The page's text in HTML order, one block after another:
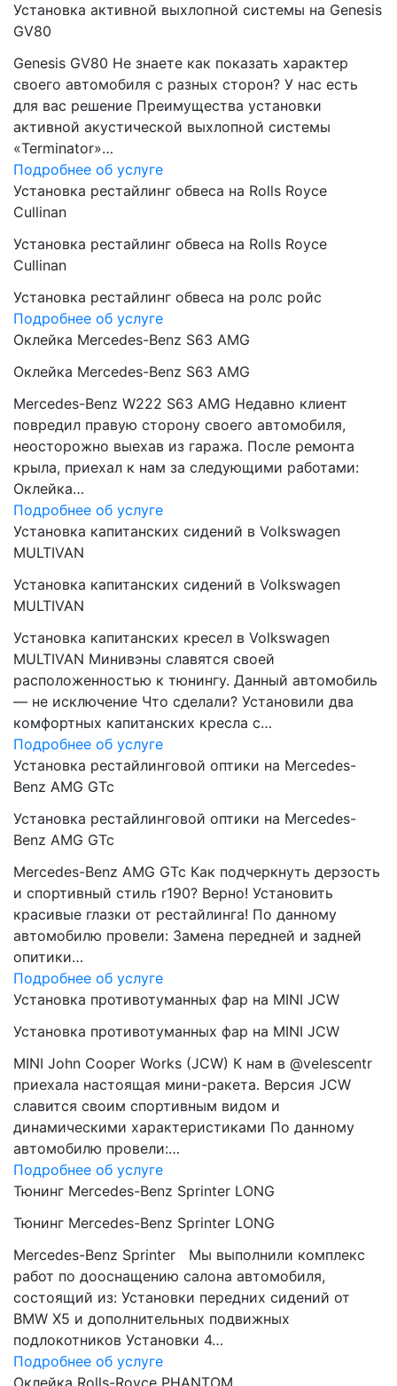
Установка активной выхлопной системы на Genesis
GV80
Genesis GV80 Не знаете как показать характер
своего автомобиля с разных сторон? У нас есть
для вас решение Преимущества установки
активной акустической выхлопной системы
«Terminator»…
Подробнее об услуге
Установка рестайлинг обвеса на Rolls Royce
Cullinan
Установка рестайлинг обвеса на Rolls Royce
Cullinan
Установка рестайлинг обвеса на ролс ройс
Подробнее об услуге
Оклейка Mercedes-Benz S63 AMG
Оклейка Mercedes-Benz S63 AMG
Mercedes-Benz W222 S63 AMG Недавно клиент
повредил правую сторону своего автомобиля,
неосторожно выехав из гаража. После ремонта
крыла, приехал к нам за следующими работами:
Оклейка…
Подробнее об услуге
Установка капитанских сидений в Volkswagen
MULTIVAN
Установка капитанских сидений в Volkswagen
MULTIVAN
Установка капитанских кресел в Volkswagen
MULTIVAN Минивэны славятся своей
расположенностью к тюнингу. Данный автомобиль
— не исключение Что сделали? Установили два
комфортных капитанских кресла с…
Подробнее об услуге
Установка рестайлинговой оптики на Mercedes-
Benz AMG GTc
Установка рестайлинговой оптики на Mercedes-
Benz AMG GTc
Mercedes-Benz AMG GTc Как подчеркнуть дерзость
и спортивный стиль r190? Верно! Установить
красивые глазки от рестайлинга! По данному
автомобилю провели: Замена передней и задней
опитики…
Подробнее об услуге
Установка противотуманных фар на MINI JCW
Установка противотуманных фар на MINI JCW
MINI John Cooper Works (JCW) К нам в @velescentr
приехала настоящая мини-ракета. Версия JCW
славится своим спортивным видом и
динамическими характеристиками По данному
автомобилю провели:…
Подробнее об услуге
Тюнинг Mercedes-Benz Sprinter LONG
Тюнинг Mercedes-Benz Sprinter LONG
Mercedes-Benz Sprinter Мы выполнили комплекс
работ по дооснащению салона автомобиля,
состоящий из: Установки передних сидений от
BMW Х5 и дополнительных подвижных
подлокотников Установки 4…
Подробнее об услуге
Оклейка Rolls-Royce PHANTOM